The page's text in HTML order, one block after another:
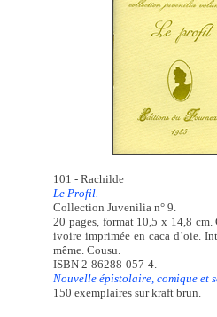
101 - Rachilde
Le Profil.
Collection Juvenilia n° 9.
20 pages, format 10,5 x 14,8
ivoire imprimée en caca d’oie.
même. Cousu.
ISBN 2-86288-057-4.
Nouvelle épistolaire, comique et
150 exemplaires sur kraft brun.